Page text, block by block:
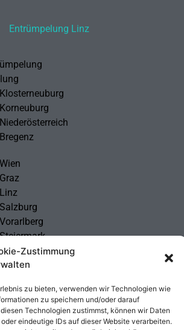
Zustimmung
zu bieten, verwenden wir Technologien wie
zu speichern und/oder darauf
Technologien zustimmst, können wir Daten
eindeutige IDs auf dieser Website verarbeiten.
Entrümpelung Linz
E-Mail